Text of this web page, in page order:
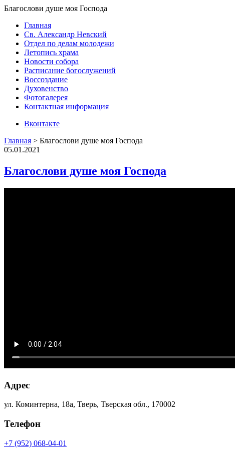
Благослови душе моя Господа
Главная
Св. Александр Невский
Отдел по делам молодежи
Летопись храма
Новости собора
Расписание богослужений
Воссоздание
Духовенство
Фотогалерея
Контактная информация
Вконтакте
Главная > Благослови душе моя Господа
05.01.2021
Благослови душе моя Господа
Адрес
ул. Коминтерна, 18а, Тверь, Тверская обл., 170002
Телефон
+7 (952) 068-04-01